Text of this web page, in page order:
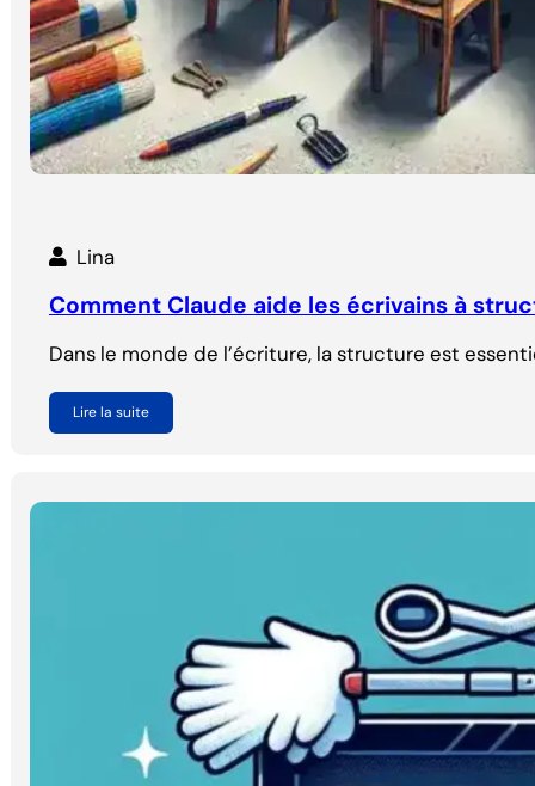
Lina
Comment Claude aide les écrivains à
Dans le monde de l’écriture, la structure est
Lire la suite